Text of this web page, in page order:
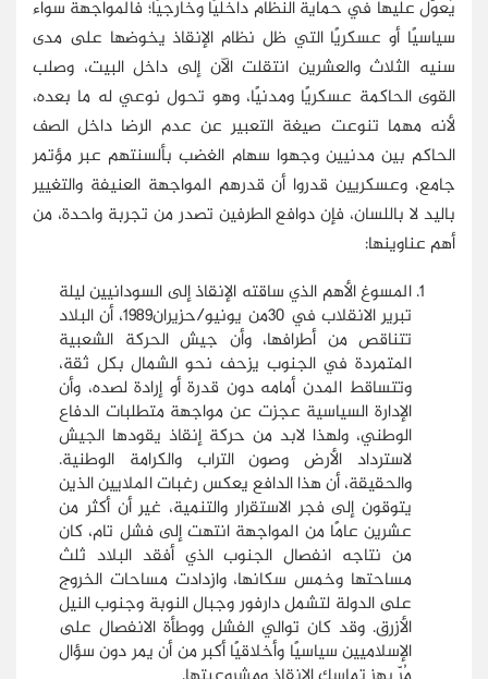
يُعوَّل عليها في حماية النظام داخليًا وخارجيًا؛ فالمواجهة سواء
سياسيًا أو عسكريًا التي ظل نظام الإنقاذ يخوضها على مدى
سنيه الثلاث والعشرين انتقلت الآن إلى داخل البيت، وصلب
القوى الحاكمة عسكريًا ومدنيًا، وهو تحول نوعي له ما بعده،
لأنه مهما تنوعت صيغة التعبير عن عدم الرضا داخل الصف
الحاكم بين مدنيين وجهوا سهام الغضب بألسنتهم عبر مؤتمر
جامع، وعسكريين قدروا أن قدرهم المواجهة العنيفة والتغيير
باليد لا باللسان، فإن دوافع الطرفين تصدر من تجربة واحدة، من
أهم عناوينها:
المسوغ الأهم الذي ساقته الإنقاذ إلى السودانيين ليلة
تبرير الانقلاب في 30من يونيو/حزيران1989، أن البلاد
تتناقص من أطرافها، وأن جيش الحركة الشعبية
المتمردة في الجنوب يزحف نحو الشمال بكل ثقة،
وتتساقط المدن أمامه دون قدرة أو إرادة لصده، وأن
الإدارة السياسية عجزت عن مواجهة متطلبات الدفاع
الوطني، ولهذا لابد من حركة إنقاذ يقودها الجيش
لاسترداد الأرض وصون التراب والكرامة الوطنية.
والحقيقة، أن هذا الدافع يعكس رغبات الملايين الذين
يتوقون إلى فجر الاستقرار والتنمية، غير أن أكثر من
عشرين عامًا من المواجهة انتهت إلى فشل تام، كان
من نتاجه انفصال الجنوب الذي أفقد البلاد ثلث
مساحتها وخمس سكانها، وازدادت مساحات الخروج
على الدولة لتشمل دارفور وجبال النوبة وجنوب النيل
الأزرق. وقد كان توالي الفشل ووطأة الانفصال على
الإسلاميين سياسيًا وأخلاقيًا أكبر من أن يمر دون سؤال